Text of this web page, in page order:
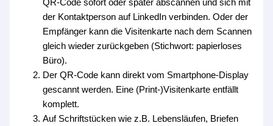
QR-Code sofort oder später abscannen und sich mit
der Kontaktperson auf LinkedIn verbinden. Oder der
Empfänger kann die Visitenkarte nach dem Scannen
gleich wieder zurückgeben (Stichwort: papierloses
Büro).
Der QR-Code kann direkt vom Smartphone-Display
gescannt werden. Eine (Print-)Visitenkarte entfällt
komplett.
Auf Schriftstücken wie z.B. Lebensläufen, Briefen